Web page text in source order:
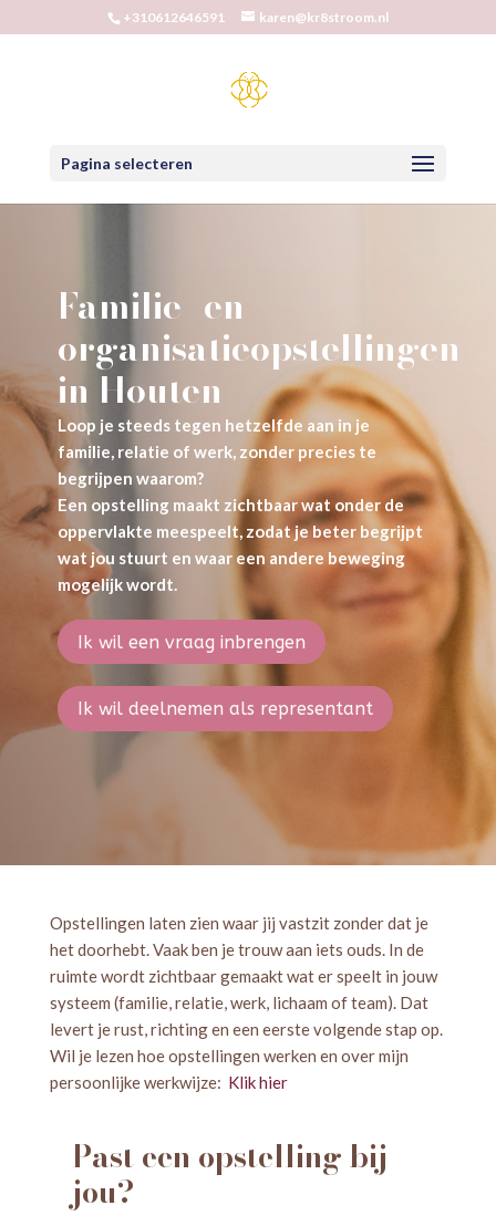
+310612646591 karen@kr8stroom.nl
Pagina selecteren
Familie- en
organisatieopstellingen
in Houten
Loop je steeds tegen hetzelfde aan in je
familie, relatie of werk, zonder precies te
begrijpen waarom?
Een opstelling maakt zichtbaar wat onder de
oppervlakte meespeelt, zodat je beter begrijpt
wat jou stuurt en waar een andere beweging
mogelijk wordt.
Ik wil een vraag inbrengen
Ik wil deelnemen als representant
Opstellingen laten zien waar jij vastzit zonder dat je
het doorhebt. Vaak ben je trouw aan iets ouds. In de
ruimte wordt zichtbaar gemaakt wat er speelt in jouw
systeem (familie, relatie, werk, lichaam of team). Dat
levert je rust, richting en een eerste volgende stap op.
Wil je lezen hoe opstellingen werken en over mijn
persoonlijke werkwijze: Klik hier
Past een opstelling bij
jou?